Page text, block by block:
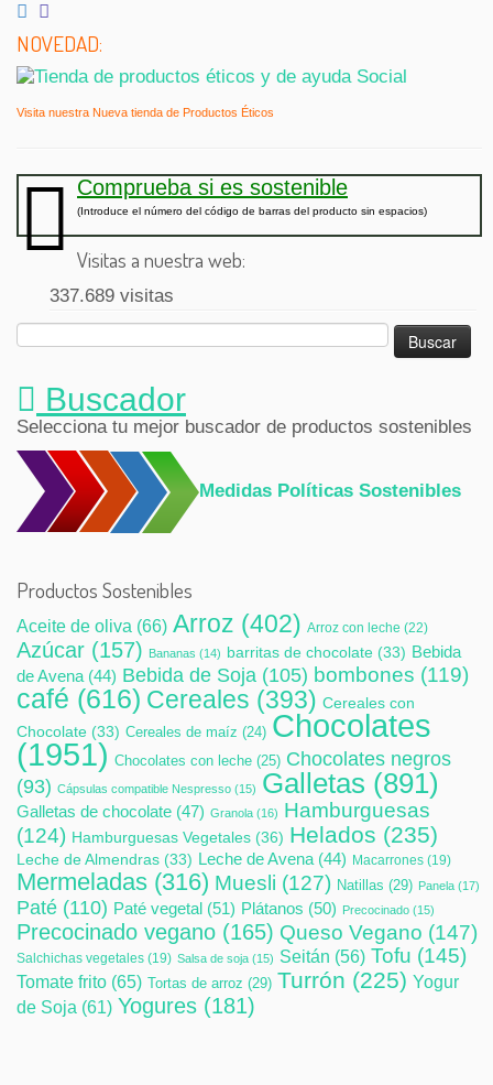
NOVEDAD:
Visita nuestra Nueva tienda de Productos Éticos
Comprueba si es sostenible
(Introduce el número del código de barras del producto sin espacios)
Visitas a nuestra web:
337.689 visitas
Buscador
Selecciona tu mejor buscador de productos sostenibles
Medidas Políticas Sostenibles
Productos Sostenibles
Aceite de oliva (66) Arroz (402) Arroz con leche (22)
Azúcar (157) Bananas (14) barritas de chocolate (33) Bebida
de Avena(44) Bebida de Soja (105) bombones (119)
café (616) Cereales (393) Cereales con
Chocolate (33) Cereales de maíz (24) Chocolates
(1951) Chocolates con leche (25) Chocolates negros
(93) Cápsulas compatible Nespresso (15) Galletas (891)
Galletas de chocolate (47) Granola (16) Hamburguesas
(124) Hamburguesas Vegetales (36) Helados (235)
Leche de Almendras (33) Leche de Avena(44) Macarrones (19)
Mermeladas (316) Muesli (127) Natillas (29) Panela (17)
Paté (110) Paté vegetal (51) Plátanos (50) Precocinado (15)
Precocinado vegano (165) Queso Vegano (147)
Salchichas vegetales (19) Salsa de soja (15) Seitán (56) Tofu (145)
Tomate frito (65) Tortas de arroz (29) Turrón (225) Yogur
de Soja (61) Yogures (181)